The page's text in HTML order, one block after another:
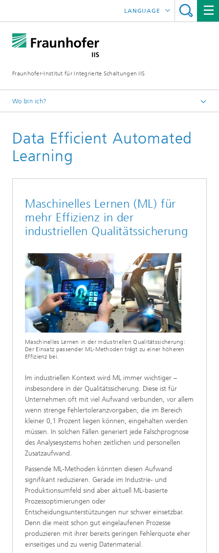
Fraunhofer-Institut für Integrierte Schaltungen IIS
LANGUAGE
中文
Wo bin ich?
Über uns
Das zeichnet uns aus
Jahresbericht
2021
Data Efficient Automated
Learning
Maschinelles Lernen (ML) für
mehr Effizienz in der
industriellen Qualitätssicherung
Maschinelles Lernen in der industriellen Qualitätssicherung:
Der Einsatz passender ML-Methoden trägt zu einer höheren
Effizienz bei.
Im industriellen Kontext wird ML immer wichtiger –
insbesondere in der Qualitätssicherung. Diese ist für
Unternehmen oft mit viel Aufwand verbunden, vor allem
wenn strenge Fehlertoleranzvorgaben, die im Bereich
kleiner 0,1 Prozent liegen können, eingehalten werden
müssen. In solchen Fällen generiert jede Falschprognose
des Analysesystems hohen zeitlichen und personellen
Zusatzaufwand.
Passende ML-Methoden könnten diesen Aufwand
signifikant reduzieren. Gerade im Industrie- und
Produktionsumfeld sind aber aktuell ML-basierte
Prozessoptimierungen oder
Entscheidungsunterstützungen nur schwer einsetzbar.
Denn die meist schon gut eingelaufenen Prozesse
produzieren mit ihrer bereits geringen Fehlerquote eher
einseitiges und zu wenig Datenmaterial.